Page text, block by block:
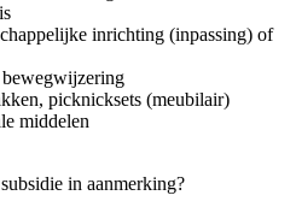
inrichting (inpassing) of
picknicksets (meubilair)
middelen
in aanmerking?